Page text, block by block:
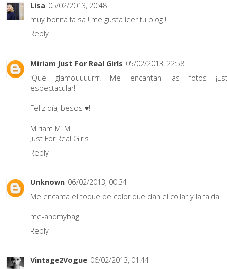
Lisa 05/02/2013, 20:48
muy bonita falsa ! me gusta leer tu blog !
Reply
Miriam Just For Real Girls 05/02/2013, 22:58
¡Que glamouuuurrr! Me encantan las fotos
espectacular!
Feliz día, besos ♥!
Miriam M. M.
Just For Real Girls
Reply
Unknown 06/02/2013, 00:34
Me encanta el toque de color que dan el collar y la falda.
me-andmybag
Reply
Vintage2Vogue 06/02/2013, 01:44